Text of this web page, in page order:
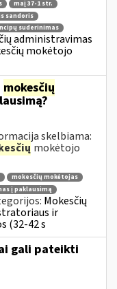
maį 37-1 str.
sandoris
suderinimas
administravimas
mokėtojo
mokesčių
skelbiama:
mokėtojo
mokesčių mokėtojas
į paklausimą
Mokesčių
ir
(32-42 s
gali pateikti